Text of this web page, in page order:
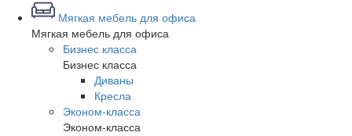
Мягкая мебель для офиса
Мягкая мебель для офиса
Бизнес класса
Бизнес класса
Диваны
Кресла
Эконом-класса
Эконом-класса